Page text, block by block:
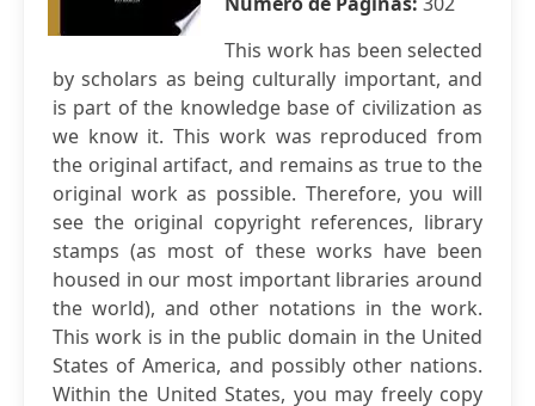
This work has been selected
by scholars as being culturally important, and
is part of the knowledge base of civilization as
we know it. This work was reproduced from
the original artifact, and remains as true to the
original work as possible. Therefore, you will
see the original copyright references, library
stamps (as most of these works have been
housed in our most important libraries around
the world), and other notations in the work.
This work is in the public domain in the United
States of America, and possibly other nations.
Within the United States, you may freely copy